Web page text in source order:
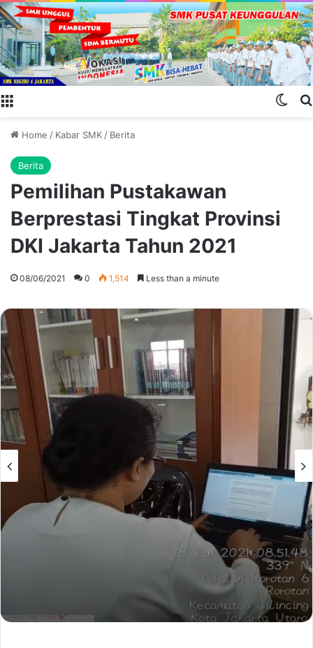
Home / Kabar SMK / Berita
Berita
Pemilihan Pustakawan
Berprestasi Tingkat Provinsi
DKI Jakarta Tahun 2021
08/06/2021 0 1,514 Less than a minute